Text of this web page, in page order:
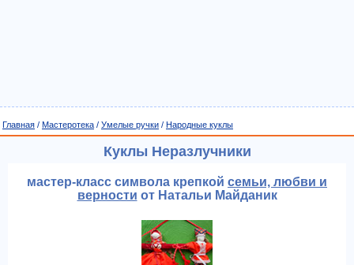
Главная / Мастеротека / Умелые ручки / Народные куклы
Куклы Неразлучники
мастер-класс символа крепкой семьи, любви и
верности от Натальи Майданик